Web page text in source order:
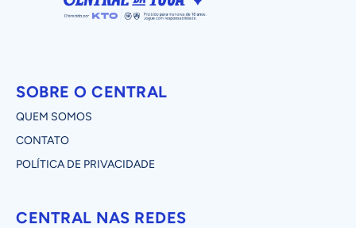
SOBRE O CENTRAL
QUEM SOMOS
CONTATO
POLÍTICA DE PRIVACIDADE
CENTRAL NAS REDES